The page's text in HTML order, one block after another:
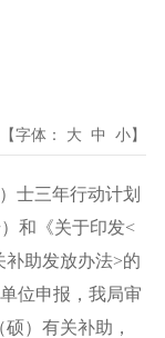
【字体： 大 中 小】
三年行动计划
和《关于印发<
助发放办法>的
位申报，我局审
）有关补助，